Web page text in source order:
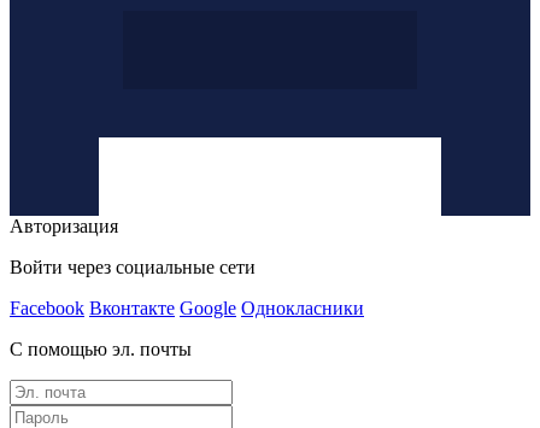
Авторизация
Войти через социальные сети
Facebook Вконтакте Google Однокласники
С помощью эл. почты